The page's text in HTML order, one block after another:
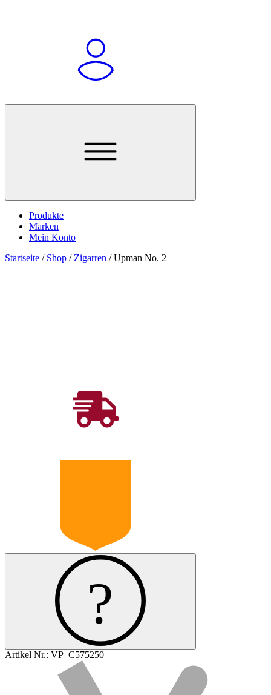
Produkte
Marken
Mein Konto
Startseite / Shop / Zigarren /Upman No. 2
Artikel Nr.: VP_C575250